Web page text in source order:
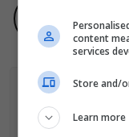
Προσθήκη του
content
services
Store and/
Learn more